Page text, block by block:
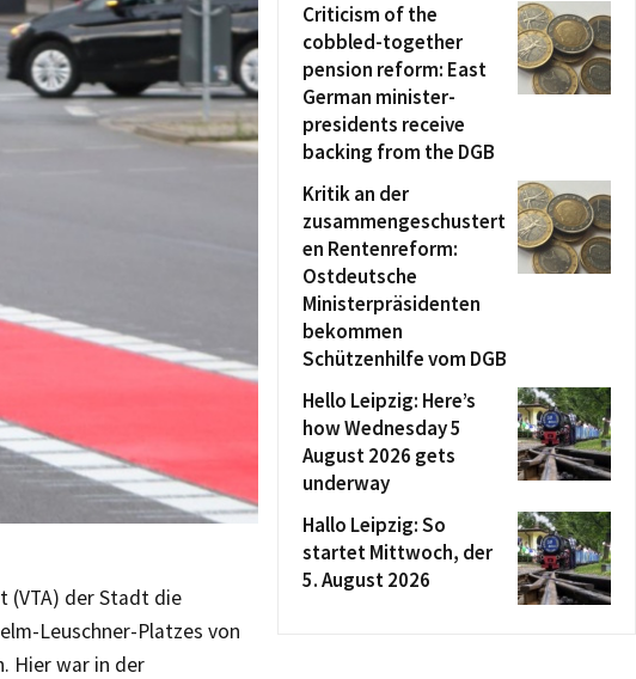
(VTA) der Stadt die
Leuschner-Platzes von
Hier war in der
Criticism of the
cobbled-together
pension reform: East
German minister-
presidents receive
backing from the DGB
Kritik an der
zusammengeschustert
en Rentenreform:
Ostdeutsche
Ministerpräsidenten
bekommen
Schützenhilfe vom DGB
Hello Leipzig: Here’s
how Wednesday 5
August 2026 gets
underway
Hallo Leipzig: So
startet Mittwoch, der
5. August 2026